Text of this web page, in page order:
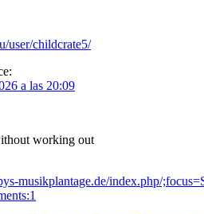
user/childcrate5/
a las 20:09
working out
musikplantage.de/index.php/